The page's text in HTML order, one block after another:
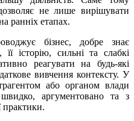
не лише вирішувати
ранніх етапах.
бізнес, добре знає
її історію, сильні та слабкі
реагувати на будь-які
вивчення контексту. У
або органом влади
аргументовано та з
практики.